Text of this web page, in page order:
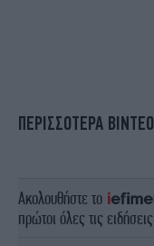
ΠΕΡΙΣΣΟΤΕΡΑ ΒΙΝΤΕΟ
Ακολουθήστε το
πρώτοι όλες τις ειδήσεις